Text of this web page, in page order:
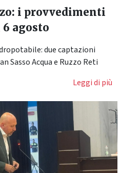
i provvedimenti
agosto
due captazioni
Sasso Acqua e Ruzzo Reti
Leggi di più